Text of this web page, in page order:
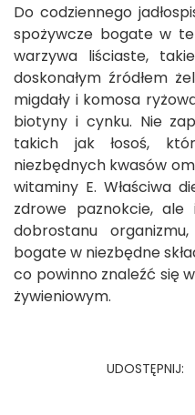
Do codziennego
spożywcze bogate w te
warzywa liściaste,
doskonałym źródłem
migdały i komosa
biotyny i cynku. Nie
takich jak łosoś,
niezbędnych kwasów
witaminy E. Właściwa
zdrowe paznokcie,
dobrostanu
bogate w niezbędne
co powinno znaleźć się
żywieniowym.
UDOSTĘPNIJ: